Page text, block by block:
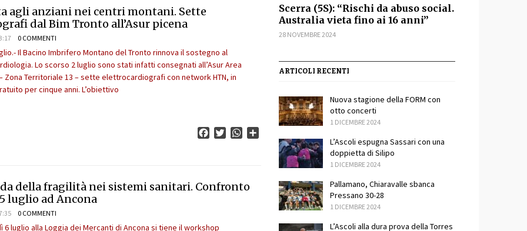
agli anziani nei centri montani. Sette
dal Bim Tronto all’Asur picena
0 COMMENTI
Il Bacino Imbrifero Montano del Tronto rinnova il sostegno al
Lo scorso 2 luglio sono stati infatti consegnati all’Asur Area
Zona Territoriale 13 – sette elettrocardiografi con network HTN, in
per cinque anni. L’obiettivo
FacebookTwitterWhatsApp
della fragilità nei sistemi sanitari. Confronto
luglio ad Ancona
0 COMMENTI
6 luglio alla Loggia dei Mercanti di Ancona si tiene il workshop
Scerra (5S): “Rischi da abuso social.
Australia vieta fino ai 16 anni”
28 NOVEMBRE 2024
ARTICOLI RECENTI
Nuova stagione della FORM con
otto concerti
1 DICEMBRE 2024
L’Ascoli espugna Sassari con una
doppietta di Silipo
1 DICEMBRE 2024
Pallamano, Chiaravalle sbanca
Pressano 30-28
1 DICEMBRE 2024
L’Ascoli alla dura prova della Torres